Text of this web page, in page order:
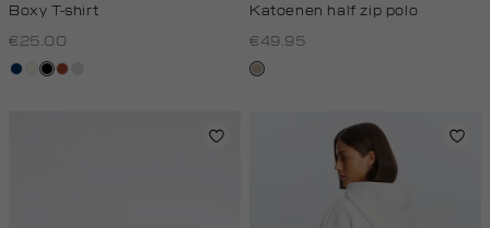
Boxy T-shirt
€25.00
donkerblauw
wit,zwart
bruin
Katoenen half zip polo
€49.95
kit,